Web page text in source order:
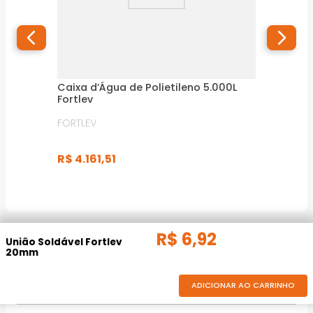
Caixa d’Água de Polietileno 5.000L
Fortlev
FORTLEV
R$ 4.161,51
União Soldável Fortlev
20mm
R$ 6,92
ADICIONAR AO CARRINHO
INFORMAÇÕES DO FORNECEDOR
10500203